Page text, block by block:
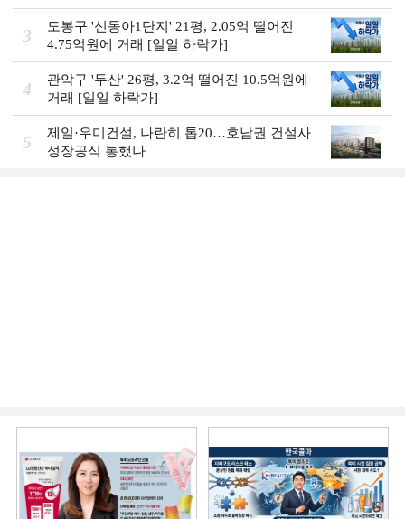
3
도봉구 '신동아1단지' 21평, 2.05억 떨어진
4.75억원에 거래 [일일 하락가]
4
관악구 '두산' 26평, 3.2억 떨어진 10.5억원에
거래 [일일 하락가]
5
제일·우미건설, 나란히 톱20…호남권 건설사
성장공식 통했나